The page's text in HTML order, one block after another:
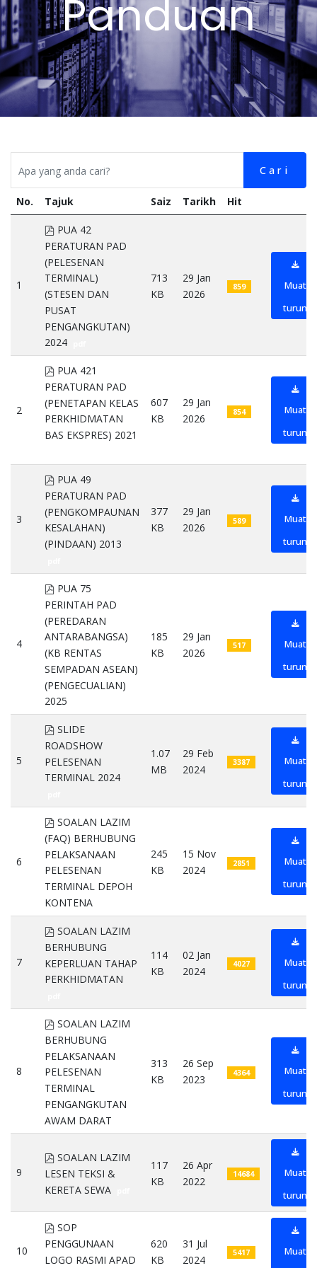
Panduan
Cari
No. Tajuk Saiz Tarikh Hit
1
pdf
PUA 42
PERATURAN PAD
(PELESENAN
TERMINAL)
(STESEN DAN
PUSAT
PENGANGKUTAN)
2024
713
KB
29 Jan
2026
859
Muat
turun
2
pdf
PUA 421
PERATURAN PAD
(PENETAPAN KELAS
PERKHIDMATAN
BAS EKSPRES) 2021
607
KB
29 Jan
2026
854
Muat
turun
3
pdf
PUA 49
PERATURAN PAD
(PENGKOMPAUNAN
KESALAHAN)
(PINDAAN) 2013
377
KB
29 Jan
2026
589
Muat
turun
4
pdf
PUA 75
PERINTAH PAD
(PEREDARAN
ANTARABANGSA)
(KB RENTAS
SEMPADAN ASEAN)
(PENGECUALIAN)
2025
185
KB
29 Jan
2026
517
Muat
turun
5
pdf
SLIDE
ROADSHOW
PELESENAN
TERMINAL 2024
1.07
MB
29 Feb
2024
3387
Muat
turun
6
pdf
SOALAN LAZIM
(FAQ) BERHUBUNG
PELAKSANAAN
PELESENAN
TERMINAL DEPOH
KONTENA
245
KB
15 Nov
2024
2851
Muat
turun
7
pdf
SOALAN LAZIM
BERHUBUNG
KEPERLUAN TAHAP
PERKHIDMATAN
114
KB
02 Jan
2024
4027
Muat
turun
8
pdf
SOALAN LAZIM
BERHUBUNG
PELAKSANAAN
PELESENAN
TERMINAL
PENGANGKUTAN
AWAM DARAT
313
KB
26 Sep
2023
4364
Muat
turun
9
pdf
SOALAN LAZIM
LESEN TEKSI &
KERETA SEWA
117
KB
26 Apr
2022
14684
Muat
turun
10
pdf
SOP
PENGGUNAAN
LOGO RASMI APAD
620
KB
31 Jul
2024
5417
Muat